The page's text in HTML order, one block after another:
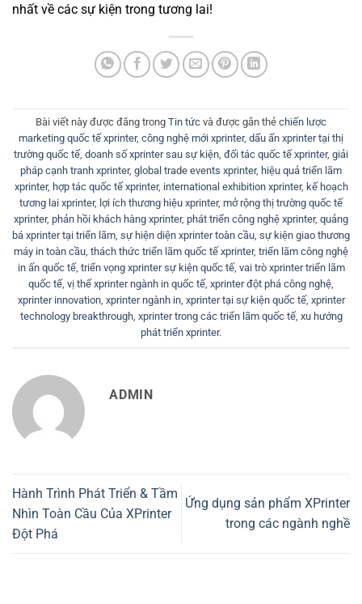
nhất về các sự kiện trong tương lai!
Bài viết này được đăng trong Tin tức và được gắn thẻ chiến lược
marketing quốc tế xprinter, công nghệ mới xprinter, dấu ấn xprinter tại thị
trường quốc tế doanh số xprinter sau sự kiện đối tác quốc tế xprinter, giải
pháp cạnh tranh xprinter, global trade events xprinter, hiệu quả triển lãm
xprinter, hợp tác quốc tế xprinter, international exhibition xprinter, kế hoạch
tương lai xprinter, lợi ích thương hiệu xprinter, mở rộng thị trường quốc tế
xprinter, phản hồi khách hàng xprinter, phát triển công nghệ xprinter, quảng
bá xprinter tại triển lãm sự hiện diện xprinter toàn cầu sự kiện giao thương
máy in toàn cầu thách thức triển lãm quốc tế xprinter, triển lãm công nghệ
in ấn quốc tế, triển vọng xprinter sự kiện quốc tế, vai trò xprinter triển lãm
quốc tế vị thế xprinter ngành in quốc tế xprinter đột phá công nghệ
xprinter innovation, xprinter ngành in, xprinter tại sự kiện quốc tế, xprinter
technology breakthrough, xprinter trong các triển lãm quốc tế, xu hướng
phát triển xprinter.
ADMIN
Hành Trình Phát Triển & Tầm
Nhìn Toàn Cầu Của XPrinter
Đột Phá
Ứng dụng sản phẩm XPrinter
trong các ngành nghề